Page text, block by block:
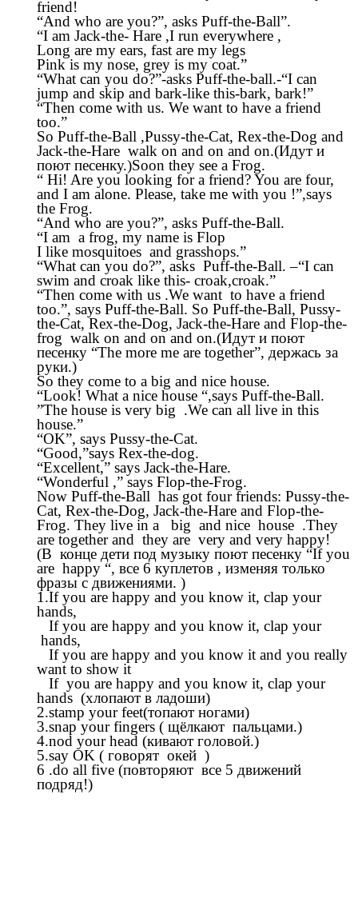
friend!
“And who are you?”, asks Puff-the-Ball”.
“I am Jack-the- Hare ,I run everywhere ,
Long are my ears, fast are my legs
Pink is my nose, grey is my coat.”
“What can you do?”-asks Puff-the-ball.-“I can
jump and skip and bark-like this-bark, bark!”
“Then come with us. We want to have a friend
too.”
So Puff-the-Ball ,Pussy-the-Cat, Rex-the-Dog and
Jack-the-Hare walk on and on and on.(Идут и
поют песенку.)Soon they see a Frog.
“ Hi! Are you looking for a friend? You are four,
and I am alone. Please, take me with you !”,says
the Frog.
“And who are you?”, asks Puff-the-Ball.
“I am a frog, my name is Flop
I like mosquitoes and grasshops.”
“What can you do?”, asks Puff-the-Ball. –“I can
swim and croak like this- croak,croak.”
“Then come with us .We want to have a friend
too.”, says Puff-the-Ball. So Puff-the-Ball, Pussy-
the-Cat, Rex-the-Dog, Jack-the-Hare and Flop-the-
frog walk on and on and on.(Идут и поют
песенку “The more me are together”, держась за
руки.)
So they come to a big and nice house.
“Look! What a nice house “,says Puff-the-Ball.
”The house is very big .We can all live in this
house.”
“OK”, says Pussy-the-Cat.
“Good,”says Rex-the-dog.
“Excellent,” says Jack-the-Hare.
“Wonderful ,” says Flop-the-Frog.
Now Puff-the-Ball has got four friends: Pussy-the-
Cat, Rex-the-Dog, Jack-the-Hare and Flop-the-
Frog. They live in a big and nice house .They
are together and they are very and very happy!
(В конце дети под музыку поют песенку “If you
are happy “, все 6 куплетов , изменяя только
фразы с движениями. )
1.If you are happy and you know it, clap your
hands,
If you are happy and you know it, clap your
hands,
If you are happy and you know it and you really
want to show it
If you are happy and you know it, clap your
hands (хлопают в ладоши)
2.stamp your feet(топают ногами)
3.snap your fingers ( щёлкают пальцами.)
4.nod your head (кивают головой.)
5.say OK ( говорят окей )
6 .do all five (повторяют все 5 движений
подряд!)